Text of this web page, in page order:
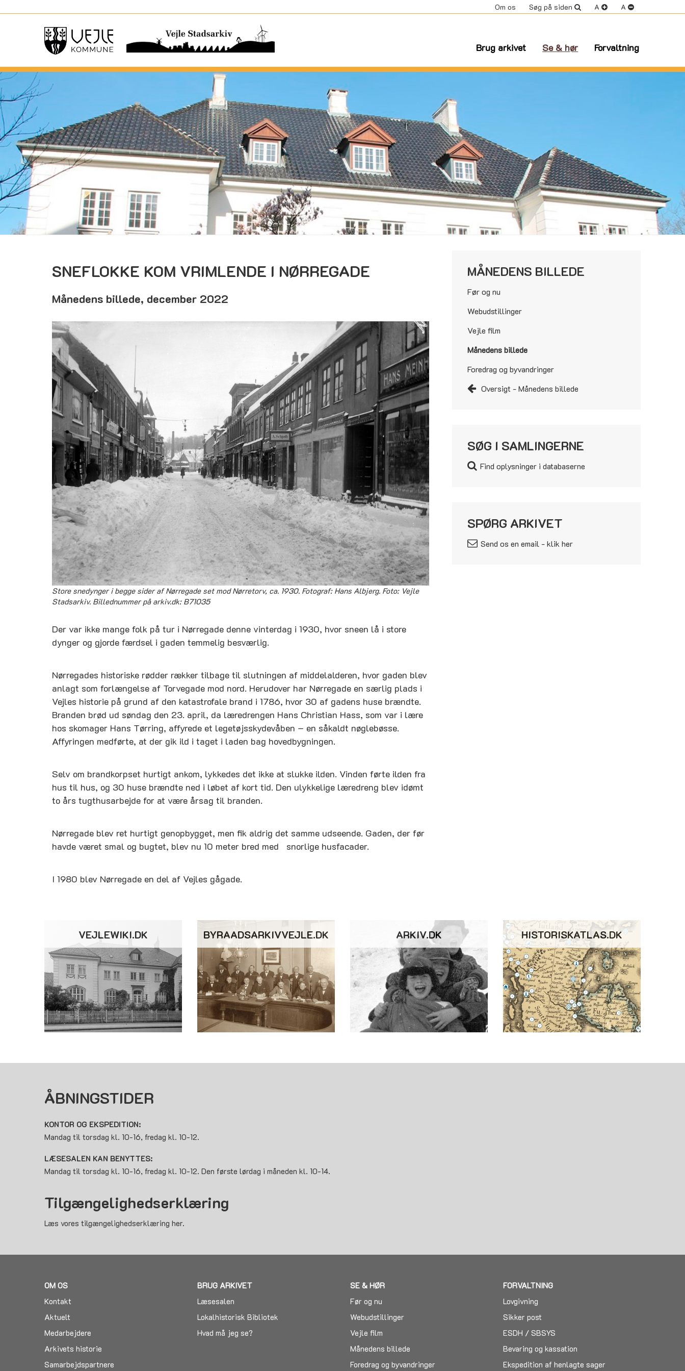
Om os Søg på siden A A
Brug arkivet Se & hør Forvaltning
SNEFLOKKE KOM VRIMLENDE I NØRREGADE
Månedens billede, december 2022
Store snedynger i begge sider af Nørregade set mod Nørretorv, ca. 1930. Fotograf: Hans Albjerg. Foto: Vejle
Stadsarkiv. Billednummer på arkiv.dk: B71035
Der var ikke mange folk på tur i Nørregade denne vinterdag i 1930, hvor sneen lå i store
dynger og gjorde færdsel i gaden temmelig besværlig.
Nørregades historiske rødder rækker tilbage til slutningen af middelalderen, hvor gaden blev
anlagt som forlængelse af Torvegade mod nord. Herudover har Nørregade en særlig plads i
Vejles historie på grund af den katastrofale brand i 1786, hvor 30 af gadens huse brændte.
Branden brød ud søndag den 23. april, da læredrengen Hans Christian Hass, som var i lære
hos skomager Hans Tørring, affyrede et legetøjsskydevåben – en såkaldt nøglebøsse.
Affyringen medførte, at der gik ild i taget i laden bag hovedbygningen.
Selv om brandkorpset hurtigt ankom, lykkedes det ikke at slukke ilden. Vinden førte ilden fra
hus til hus, og 30 huse brændte ned i løbet af kort tid. Den ulykkelige læredreng blev idømt
to års tugthusarbejde for at være årsag til branden.
Nørregade blev ret hurtigt genopbygget, men fik aldrig det samme udseende. Gaden, der før
havde været smal og bugtet, blev nu 10 meter bred med snorlige husfacader.
I 1980 blev Nørregade en del af Vejles gågade.
MÅNEDENS BILLEDE
Før og nu
Webudstillinger
Vejle film
Månedens billede
Foredrag og byvandringer
Oversigt - Månedens billede
SØG I SAMLINGERNE
Find oplysninger i databaserne
SPØRG ARKIVET
Send os en email - klik her
VEJLEWIKI.DK BYRAADSARKIVVEJLE.DK ARKIV.DK HISTORISKATLAS.DK
ÅBNINGSTIDER
KONTOR OG EKSPEDITION:
Mandag til torsdag kl. 10-16, fredag kl. 10-12.
LÆSESALEN KAN BENYTTES:
Mandag til torsdag kl. 10-16, fredag kl. 10-12. Den første lørdag i måneden kl. 10-14.
Tilgængelighedserklæring
Læs vores tilgængelighedserklæring her.
OM OS
Kontakt
Aktuelt
Medarbejdere
Arkivets historie
Samarbejdspartnere
BRUG ARKIVET
Læsesalen
Lokalhistorisk Bibliotek
Hvad må jeg se?
SE & HØR
Før og nu
Webudstillinger
Vejle film
Månedens billede
Foredrag og byvandringer
FORVALTNING
Lovgivning
Sikker post
ESDH / SBSYS
Bevaring og kassation
Ekspedition af henlagte sager